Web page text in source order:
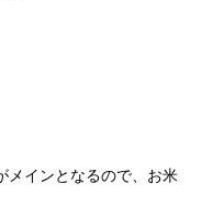
メインとなるので、お米